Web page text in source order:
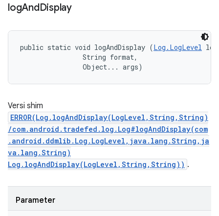
logAndDisplay
public static void logAndDisplay (Log.LogLevel
                String format,
                Object... args)
Versi shim
ERROR(Log.logAndDisplay(LogLevel,String,String)
/com.android.tradefed.log.Log#logAndDisplay(com
.android.ddmlib.Log.LogLevel,java.lang.String,ja
va.lang.String)
Log.logAndDisplay(LogLevel,String,String)) .
Parameter